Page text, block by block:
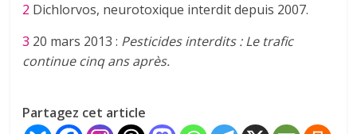
2 Dichlorvos, neurotoxique interdit depuis 2007.
3 20 mars 2013 : Pesticides interdits : Le trafic
continue cinq ans après.
Partagez cet article